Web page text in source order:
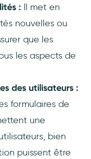
: Il met en
nouvelles ou
que les
les aspects de
des utilisateurs :
formulaires de
une
bien
puissent être